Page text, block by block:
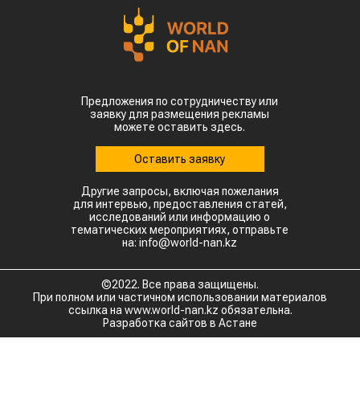
Предложения по сотрудничеству или
заявку для размещения рекламы
можете оставить здесь.
Оставить заявку
Другие запросы, включая пожелания
для интервью, предоставления статей,
исследований или информацию о
тематических мероприятиях, отправьте
на: info@world-nan.kz
©2022. Все права защищены.
При полном или частичном использовании материалов
ссылка на www.world-nan.kz обязательна.
Разработка сайтов в Астане